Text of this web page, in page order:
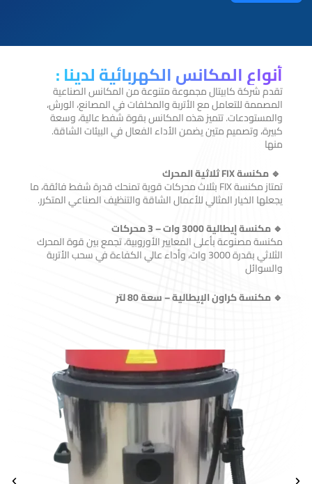
أنواع المكانس الكهربائية لدينا :
تقدم شركة كابيتال مجموعة متنوعة من المكانس الصناعية
المصممة للتعامل مع الأتربة والمخلفات في المصانع، الورش،
والمستودعات. تتميز هذه المكانس بقوة شفط عالية، وسعة
كبيرة، وتصميم متين يضمن الأداء الفعال في البيئات الشاقة.
منها
🔹 مكنسة FIX ثلاثية المحرك
تمتاز مكنسة FIX بثلاث محركات قوية تمنحك قدرة شفط فائقة، ما
يجعلها الخيار المثالي للأعمال الشاقة والتنظيف الصناعي المتكرر.
🔹 مكنسة إيطالية 3000 وات – 3 محركات
مكنسة مصنوعة بأعلى المعايير الأوروبية، تجمع بين قوة المحرك
الثلاثي بقدرة 3000 وات، وأداء عالي الكفاءة في سحب الأتربة
والسوائل
🔹 مكنسة كراون الإيطالية – سعة 80 لتر